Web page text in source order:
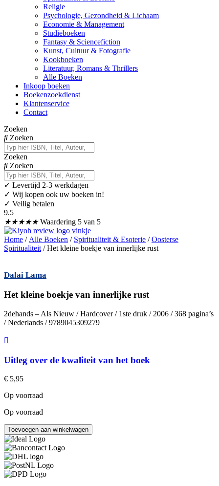
Religie
Psychologie, Gezondheid & Lichaam
Economie & Management
Studieboeken
Fantasy & Sciencefiction
Kunst, Cultuur & Fotografie
Kookboeken
Literatuur, Romans & Thrillers
Alle Boeken
Inkoop boeken
Boekenzoekdienst
Klantenservice
Contact
Zoeken
Zoeken
Zoeken
Zoeken
✓ Levertijd 2-3 werkdagen
✓ Wij kopen ook uw boeken in!
✓ Veilig betalen
9.5
★★★★★ Waardering 5 van 5
Home / Alle Boeken / Spiritualiteit & Esoterie /Oosterse
Spiritualiteit / Het kleine boekje van innerlijke rust
Dalai Lama
Het kleine boekje van innerlijke rust
2dehands – Als Nieuw / Hardcover / 1ste druk / 2006 / 368 pagina’s
/ Nederlands / 9789045309279
Uitleg over de kwaliteit van het boek
€ 5,95
Op voorraad
Op voorraad
Het
kleine
boekje
van
innerlijke
rust
Toevoegen aan winkelwagen